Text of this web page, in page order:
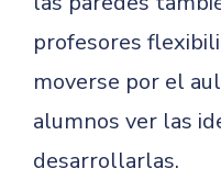
profesores
moverse por el
alumnos ver las
desarrollarlas.